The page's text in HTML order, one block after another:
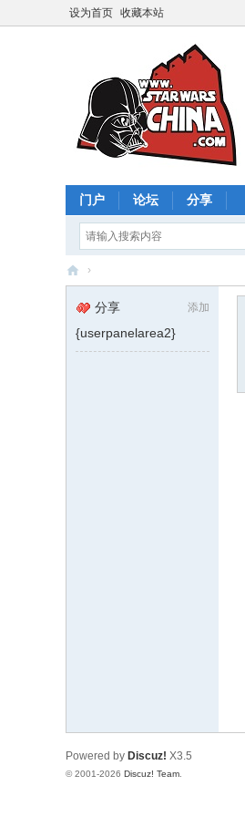
设为首页 收藏本站
门户 论坛 分享
大
›
添加
分享
{userpanelarea2}
Powered by Discuz! X3.5
© 2001-2026 Discuz! Team